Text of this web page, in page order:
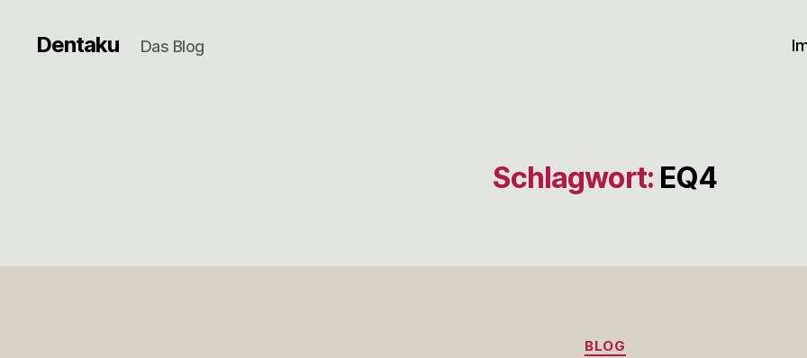
Dentaku Das Blog
Schlagwort: EQ4
Kategorien
BLOG